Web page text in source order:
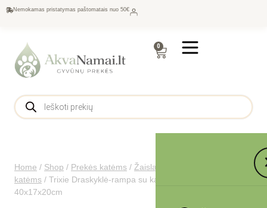
Nemokamas pristatymas paštomatais nuo 50€
0
Home / Shop / Prekės katėms / Žaislai katėms
katėms / Trixie Draskyklė-rampa su kamuoliu, kartonas/mdf,
40x17x20cm